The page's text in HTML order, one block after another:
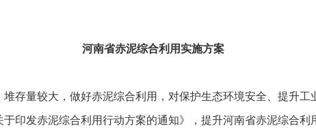
河南省赤泥综合利用实施方案
存量较大，做好赤泥综合利用，对保护生态环境安全、提升
印发赤泥综合利用行动方案的通知》，提升河南省赤泥综合